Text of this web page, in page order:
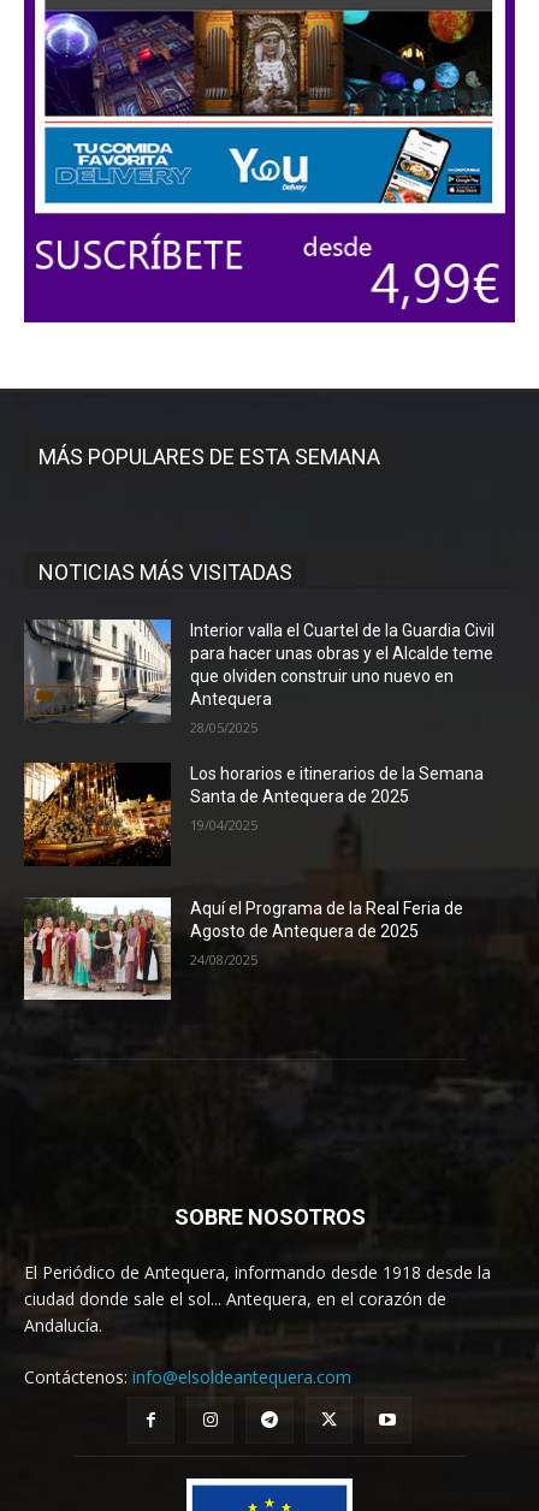
MÁS POPULARES DE ESTA SEMANA
NOTICIAS MÁS VISITADAS
Interior valla el Cuartel de la Guardia Civil
para hacer unas obras y el Alcalde teme
que olviden construir uno nuevo en
Antequera
28/05/2025
Los horarios e itinerarios de la Semana
Santa de Antequera de 2025
19/04/2025
Aquí el Programa de la Real Feria de
Agosto de Antequera de 2025
24/08/2025
SOBRE NOSOTROS
El Periódico de Antequera, informando desde 1918 desde la
ciudad donde sale el sol... Antequera, en el corazón de
Andalucía.
Contáctenos: info@elsoldeantequera.com